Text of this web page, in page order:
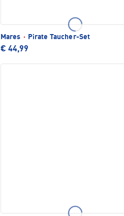
Mares · Pirate Taucher-Set
€ 44,99